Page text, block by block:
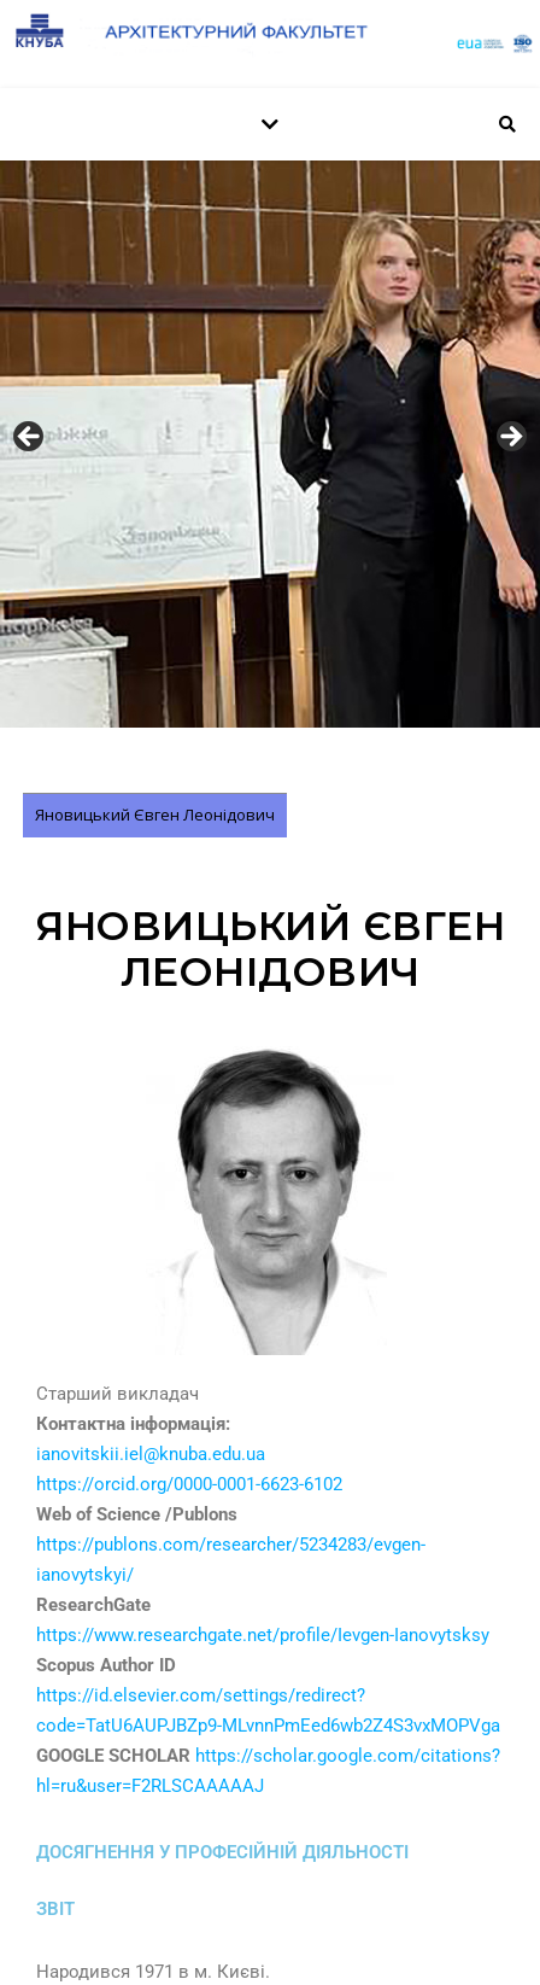
Яновицький Євген Леонідович
ЯНОВИЦЬКИЙ ЄВГЕН
ЛЕОНІДОВИЧ
Старший викладач
Контактна інформація:
ianovitskii.iel@knuba.edu.ua
https://orcid.org/0000-0001-6623-6102
Web of Science /Publons
https://publons.com/researcher/5234283/evgen-
ianovytskyi/
ResearchGate
https://www.researchgate.net/profile/Ievgen-Ianovytsksy
Scopus Author ID
https://id.elsevier.com/settings/redirect?
code=TatU6AUPJBZp9-MLvnnPmEed6wb2Z4S3vxMOPVga
GOOGLE SCHOLAR https://scholar.google.com/citations?
hl=ru&user=F2RLSCAAAAAJ
ДОСЯГНЕННЯ У ПРОФЕСІЙНІЙ ДІЯЛЬНОСТІ
ЗВІТ
Народився 1971 в м. Києві.